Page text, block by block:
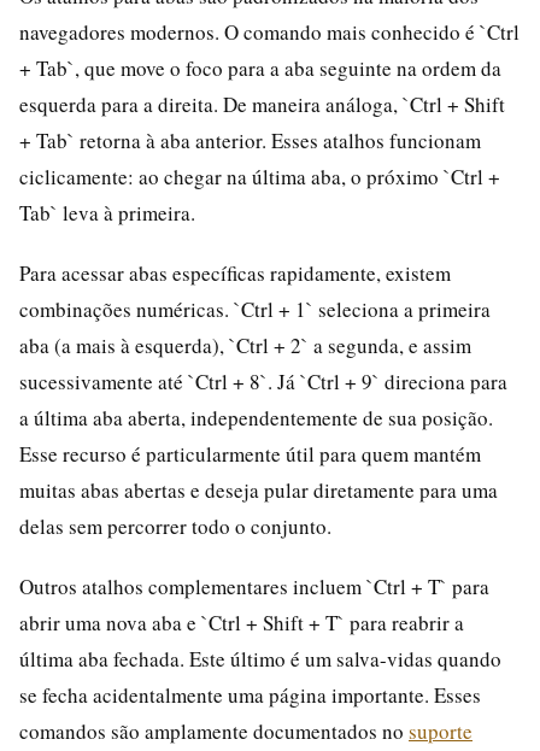
navegadores modernos. O comando mais conhecido é `Ctrl
+ Tab`, que move o foco para a aba seguinte na ordem da
esquerda para a direita. De maneira análoga, `Ctrl + Shift
+ Tab` retorna à aba anterior. Esses atalhos funcionam
ciclicamente: ao chegar na última aba, o próximo `Ctrl +
Tab` leva à primeira.
Para acessar abas específicas rapidamente, existem
combinações numéricas. `Ctrl + 1` seleciona a primeira
aba (a mais à esquerda), `Ctrl + 2` a segunda, e assim
sucessivamente até `Ctrl + 8`. Já `Ctrl + 9` direciona para
a última aba aberta, independentemente de sua posição.
Esse recurso é particularmente útil para quem mantém
muitas abas abertas e deseja pular diretamente para uma
delas sem percorrer todo o conjunto.
Outros atalhos complementares incluem `Ctrl + T` para
abrir uma nova aba e `Ctrl + Shift + T` para reabrir a
última aba fechada. Este último é um salva-vidas quando
se fecha acidentalmente uma página importante. Esses
comandos são amplamente documentados no suporte